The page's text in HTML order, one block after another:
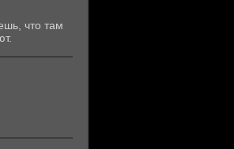
что там